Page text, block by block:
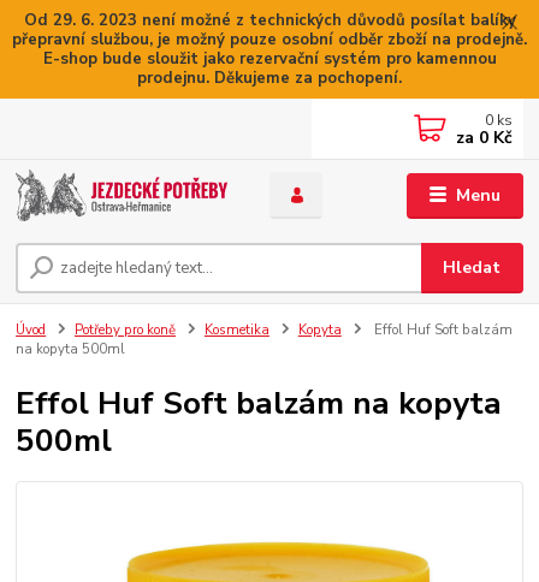
Od 29. 6. 2023 není možné z technických důvodů posílat balíky
přepravní službou, je možný pouze osobní odběr zboží na prodejně.
E-shop bude sloužit jako rezervační systém pro kamennou
prodejnu. Děkujeme za pochopení.
Menu
Hledat
0 ks
za 0 Kč
Úvod Potřeby pro koně Kosmetika Kopyta
Effol Huf Soft balzám
na kopyta 500ml
Effol Huf Soft balzám na kopyta
500ml